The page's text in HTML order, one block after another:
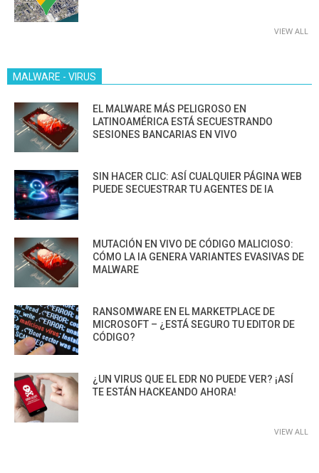
VIEW ALL
MALWARE - VIRUS
EL MALWARE MÁS PELIGROSO EN
LATINOAMÉRICA ESTÁ SECUESTRANDO
SESIONES BANCARIAS EN VIVO
SIN HACER CLIC: ASÍ CUALQUIER PÁGINA WEB
PUEDE SECUESTRAR TU AGENTES DE IA
MUTACIÓN EN VIVO DE CÓDIGO MALICIOSO:
CÓMO LA IA GENERA VARIANTES EVASIVAS DE
MALWARE
RANSOMWARE EN EL MARKETPLACE DE
MICROSOFT – ¿ESTÁ SEGURO TU EDITOR DE
CÓDIGO?
¿UN VIRUS QUE EL EDR NO PUEDE VER? ¡ASÍ
TE ESTÁN HACKEANDO AHORA!
VIEW ALL